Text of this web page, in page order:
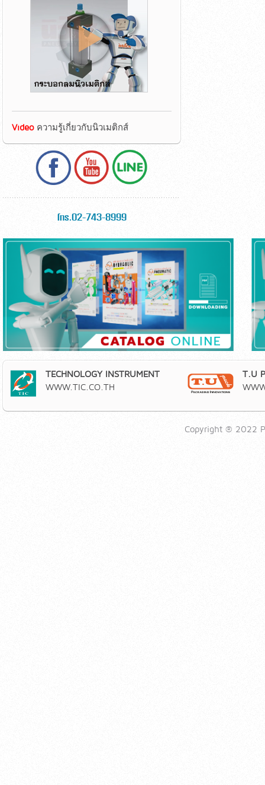
Videoความรู้เกี่ยวกับนิวเมติกส์
โทร.02-743-8999
TECHNOLOGY INSTRUMENT
WWW.TIC.CO.TH
T.U
Copyright ® 2022